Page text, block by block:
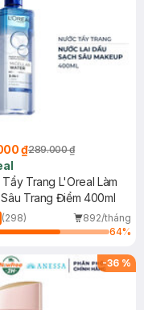
₫289.000 ₫
Trang L'Oreal Làm
Trang Điểm 400ml
(298)
892/tháng
64%
-36 %